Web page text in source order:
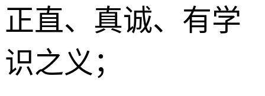
正直、真诚、有学
识之义；